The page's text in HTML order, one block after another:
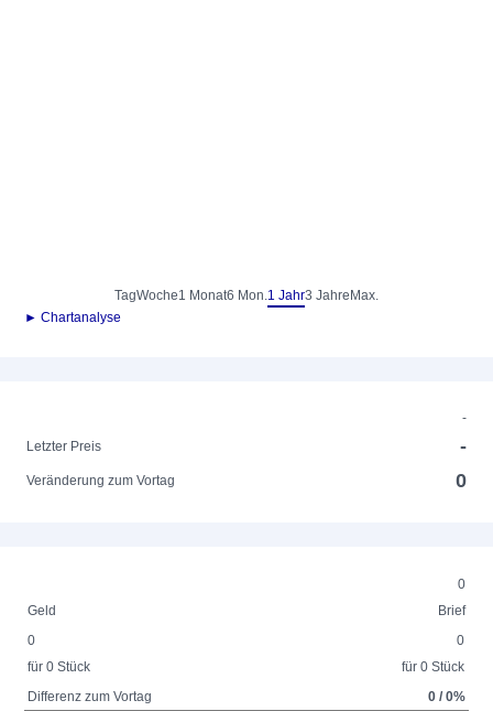
TagWoche1 Monat6 Mon.1 Jahr3 Jahre Max.
► Chartanalyse
-
Letzter Preis
-
Veränderung zum Vortag 0
0
Geld
Brief
0
für 0 Stück
0
für 0 Stück
Differenz zum Vortag
0 / 0%